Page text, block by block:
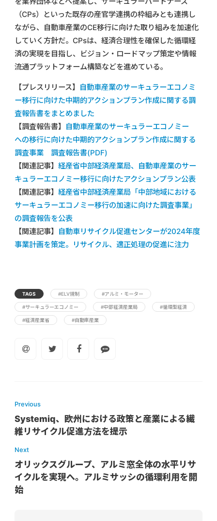
（CPs）といった既存の産官学連携の枠組みとも連携し
ながら、自動車産業のCE移行に向けた取り組みを加速化
していく方針だ。CPsは、経済合理性を確保した循環経
済の実現を目指し、ビジョン・ロードマップ策定や情報
流通プラットフォーム構築などを進めている。
【プレスリリース】
自動車産業のサーキュラーエコノミ
ー移行に向けた中期的アクションプラン作成に関する調
査報告書をまとめました
【調査報告書】
自動車産業のサーキュラーエコノミー
への移行に向けた中期的アクションプラン作成に関する
調査事業 調査報告書(PDF)
【関連記事】 経産省中部経済産業局、自動車産業のサー
キュラーエコノミー移行に向けたアクションプラン公表
【関連記事】 経産省中部経済産業局「中部地域における
サーキュラーエコノミー移行の加速に向けた調査事業」
の調査報告を公表
【関連記事】
自動車リサイクル促進センターが2024年度
事業計画を策定。リサイクル、適正処理の促進に注力
TAGS #ELV規制 #アルミ・モーター
#サーキュラーエコノミー #中部経済産業局 #循環型経済
#経済産業省 #自動車産業
Previous
Systemiq、欧州における政策と産業による繊
維リサイクル促進方法を提示
Next
オリックスグループ、アルミ窓全体の水平リサ
イクルを実現へ。アルミサッシの循環利用を開
始